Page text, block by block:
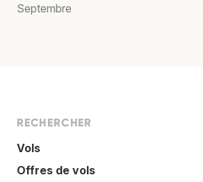
Septembre
RECHERCHER
Vols
Offres de vols